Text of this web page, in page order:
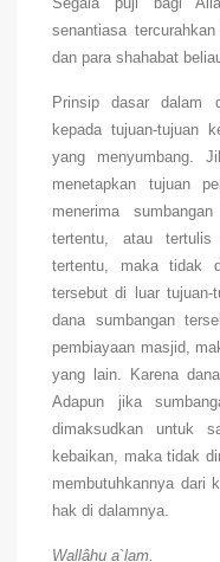
senantiasa
dan para shahabat
Prinsip dasar dalam
kepada tujuan-tujuan
yang menyumbang.
menetapkan tujuan
menerima
tertentu, atau
tertentu, maka tidak
tersebut di luar
dana sumbangan
pembiayaan masjid,
yang lain. Karena
Adapun jika
dimaksudkan untuk
kebaikan, maka tidak
membutuhkannya dari
hak di dalamnya.
Wallâhu a`lam.